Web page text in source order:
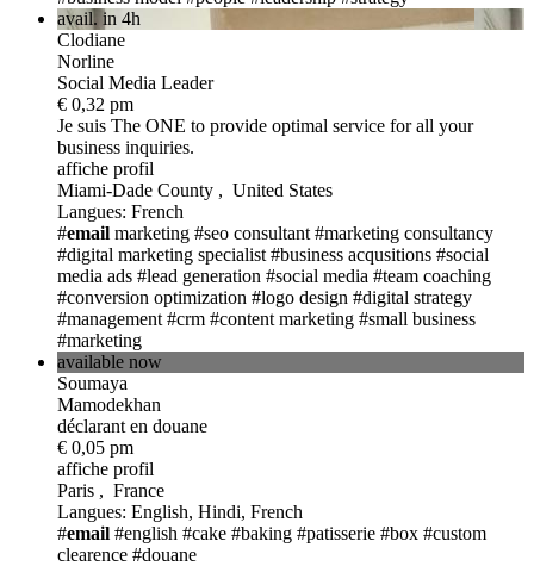
avail. in 4h
Clodiane
Norline
Social Media Leader
€ 0,32 pm
Je suis The ONE to provide optimal service for all your
business inquiries.
affiche profil
Miami-Dade County , United States
Langues: French
#email marketing #seo consultant #marketing consultancy
#digital marketing specialist #business acqusitions #social
media ads #lead generation #social media #team coaching
#conversion optimization #logo design #digital strategy
#management #crm #content marketing #small business
#marketing
available now
Soumaya
Mamodekhan
déclarant en douane
€ 0,05 pm
affiche profil
Paris , France
Langues: English, Hindi, French
#email #english #cake #baking #patisserie #box #custom
clearence #douane